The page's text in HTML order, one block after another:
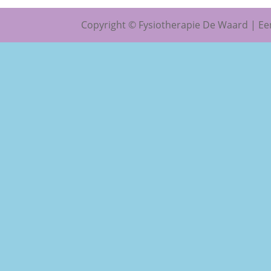
Copyright © Fysiotherapie De Waard |